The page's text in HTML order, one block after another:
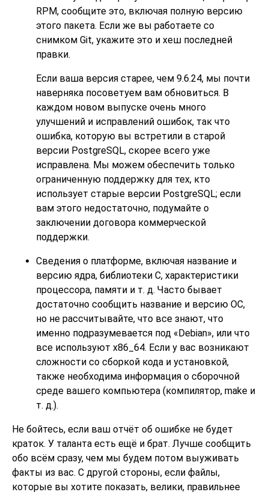
RPM, сообщите это, включая полную версию
этого пакета. Если же вы работаете со
снимком Git, укажите это и хеш последней
правки.
Если ваша версия старее, чем 9.6.24, мы почти
наверняка посоветуем вам обновиться. В
каждом новом выпуске очень много
улучшений и исправлений ошибок, так что
ошибка, которую вы встретили в старой
версии PostgreSQL, скорее всего уже
исправлена. Мы можем обеспечить только
ограниченную поддержку для тех, кто
использует старые версии PostgreSQL; если
вам этого недостаточно, подумайте о
заключении договора коммерческой
поддержки.
Сведения о платформе, включая название и
версию ядра, библиотеки C, характеристики
процессора, памяти и т. д. Часто бывает
достаточно сообщить название и версию ОС,
но не рассчитывайте, что все знают, что
именно подразумевается под « Debian», или что
все используют x86_64. Если у вас возникают
сложности со сборкой кода и установкой,
также необходима информация о сборочной
среде вашего компьютера (компилятор, make и
т. д.).
Не бойтесь, если ваш отчёт об ошибке не будет
краток. У таланта есть ещё и брат. Лучше сообщить
обо всём сразу, чем мы будем потом выуживать
факты из вас. С другой стороны, если файлы,
которые вы хотите показать, велики, правильнее